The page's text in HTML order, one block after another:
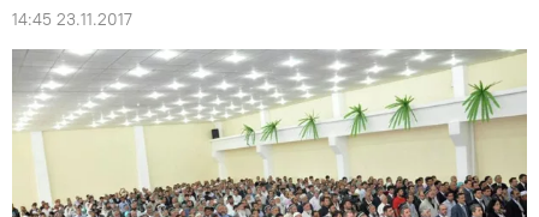
14:45 23.11.2017